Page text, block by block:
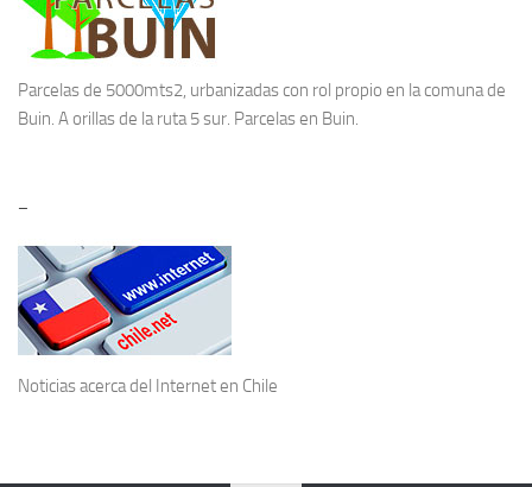
Parcelas de 5000mts2, urbanizadas con rol propio en la comuna de
Buin. A orillas de la ruta 5 sur. Parcelas en Buin.
–
Noticias acerca del Internet en Chile